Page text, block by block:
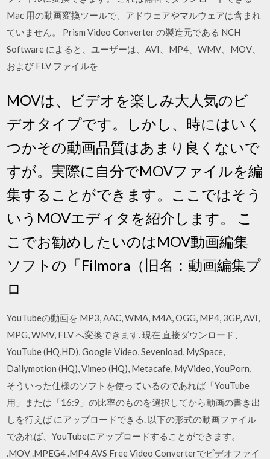
Mac 用の動画変換ツールで、アドウェアやマルウェアは含まれ
ていません。 Prism Video Converter の製造元である NCH
Software によると、ユーザーは、AVI、MP4、WMV、MOV、
および FLV ファイルを
MOVは、ビデオを楽しみ大人気のビ
デオタイプです。しかし、時にはいく
つかその動画品質はあまり良くないで
すが。実際に自分でMOVファイルを編
集することができます。ここではそう
いうMOVエディタを紹介します。 こ
こでお勧めしたいのはMOV動画編集
ソフトの「Filmora（旧名：動画編集プ
ロ
YouTubeの動画を MP3, AAC, WMA, M4A, OGG, MP4, 3GP, AVI,
MPG, WMV, FLV へ変換できます. 現在 直接ダウンロード、
YouTube (HQ,HD), Google Video, Sevenload, MySpace,
Dailymotion (HQ), Vimeo (HQ), Metacafe, MyVideo, YouPorn,
そういった仕様のソフトを使っているのであれば「YouTube
用」または「16:9」の比率のものを選択してから動画の書き出
しを行えば にアップロードできる. 以下の形式の動画ファイル
であれば、YouTubeにアップロードすることができます。
.MOV .MPEG4 .MP4 AVS Free Video Converterでビデオファイ